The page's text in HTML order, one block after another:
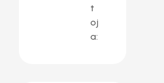
t
oj
a: